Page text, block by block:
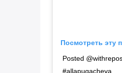
Посмотреть эту
Posted
#allapugacheva